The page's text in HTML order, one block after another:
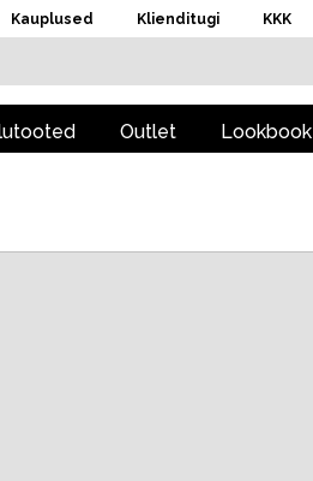
Kauplused Klienditugi KKK
Outlet Lookbook